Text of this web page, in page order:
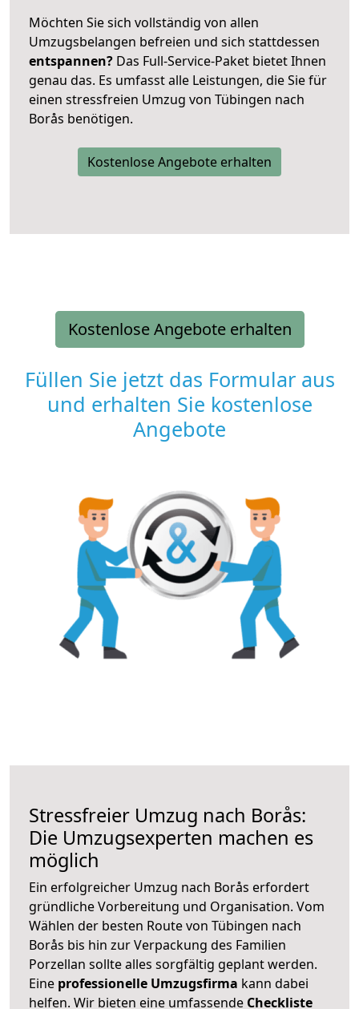
Möchten Sie sich vollständig von allen
Umzugsbelangen befreien und sich stattdessen
entspannen? Das Full-Service-Paket bietet Ihnen
genau das. Es umfasst alle Leistungen, die Sie für
einen stressfreien Umzug von Tübingen nach
Borås benötigen.
Kostenlose Angebote erhalten
Kostenlose Angebote erhalten
Füllen Sie jetzt das Formular aus
und erhalten Sie kostenlose
Angebote
Stressfreier Umzug nach Borås:
Die Umzugsexperten machen es
möglich
Ein erfolgreicher Umzug nach Borås erfordert
gründliche Vorbereitung und Organisation. Vom
Wählen der besten Route von Tübingen nach
Borås bis hin zur Verpackung des Familien
Porzellan sollte alles sorgfältig geplant werden.
Eine professionelle Umzugsfirma kann dabei
helfen. Wir bieten eine umfassende Checkliste